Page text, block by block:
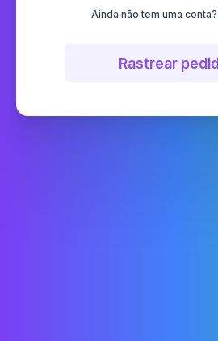
Ainda não tem uma conta?
Rastrear